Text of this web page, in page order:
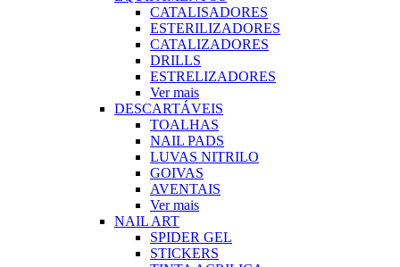
CATALISADORES
ESTERILIZADORES
CATALIZADORES
DRILLS
ESTRELIZADORES
Ver mais
DESCARTÁVEIS
TOALHAS
NAIL PADS
LUVAS NITRILO
GOIVAS
AVENTAIS
Ver mais
NAIL ART
SPIDER GEL
STICKERS